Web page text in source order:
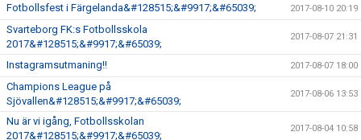
Fotbollsfest i Färgelanda&#128515;&#9917;&#65039; 2017-08-10 20:19
Svarteborg FK:s Fotbollsskola
2017&#128515;&#9917;&#65039;
2017-08-07 21:31
Instagramsutmaning!! 2017-08-07 18:00
Champions League på
Sjövallen&#128515;&#9917;&#65039;
2017-08-06 13:53
Nu är vi igång, Fotbollsskolan
2017&#128515;&#9917;&#65039;
2017-08-04 10:58